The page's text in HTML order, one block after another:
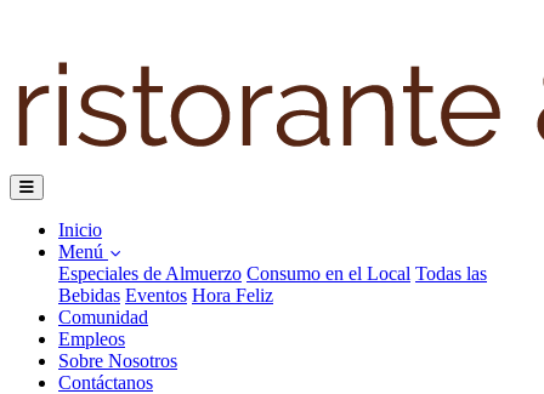
Inicio
Menú
Especiales de Almuerzo Consumo en el Local Todas las
Bebidas Eventos Hora Feliz
Comunidad
Empleos
Sobre Nosotros
Contáctanos